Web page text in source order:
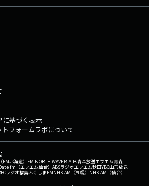
に基づく表示
フォームラボについて
FM北海道） FM NORTH WAVEＲＡＢ青森放送エフエム青森
fm（エフエム仙台） ABSラジオエフエム秋田YBC山形放送
ラジオ福島ふくしまFMNHK AM（札幌） NHK AM（仙台）